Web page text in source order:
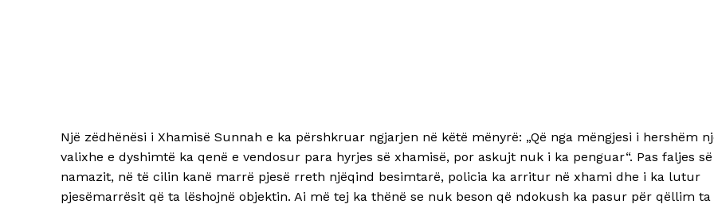
Një zëdhënësi i Xhamisë Sunnah e ka përshkruar ngjarjen në këtë mënyrë: „Që nga mëngjesi i hershëm
valixhe e dyshimtë ka qenë e vendosur para hyrjes së xhamisë, por askujt nuk i ka penguar“. Pas faljes së
namazit, në të cilin kanë marrë pjesë rreth njëqind besimtarë, policia ka arritur në xhami dhe i ka lutur
pjesëmarrësit që ta lëshojnë objektin. Ai më tej ka thënë se nuk beson që ndokush ka pasur për qëllim ta